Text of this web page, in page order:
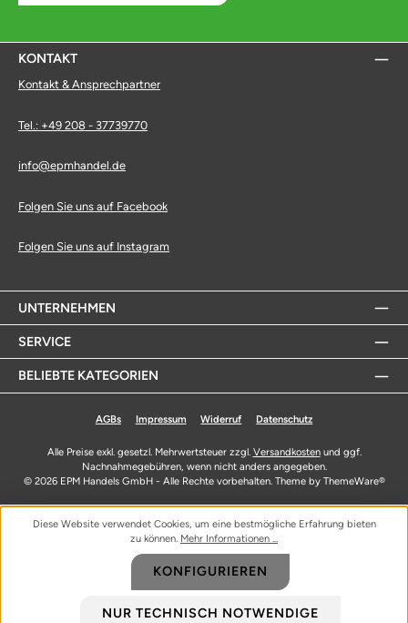
KONTAKT
Kontakt & Ansprechpartner
Tel.: +49 208 - 37739770
info@epmhandel.de
Folgen Sie uns auf Facebook
Folgen Sie uns auf Instagram
UNTERNEHMEN
SERVICE
BELIEBTE KATEGORIEN
AGBs Impressum Widerruf Datenschutz
Alle Preise exkl. gesetzl. Mehrwertsteuer zzgl. Versandkostenund ggf.
Nachnahmegebühren, wenn nicht anders angegeben.
© 2026 EPM Handels GmbH - Alle Rechte vorbehalten. Theme by ThemeWare®
Diese Website verwendet Cookies, um eine bestmögliche Erfahrung bieten
zu können. Mehr Informationen ...
NUR TECHNISCH NOTWENDIGE
KONFIGURIEREN